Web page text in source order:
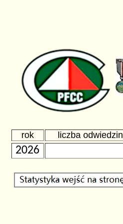
rok liczba odwiedzin
2026